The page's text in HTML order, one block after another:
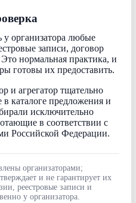
у организатора любые
записи, договор
нормальная практика, и
готовы их предоставить.
и агрегатор тщательно
каталоге предложения и
исключительно
в соответствии с
Российской Федерации.
организаторами;
и не гарантирует их
реестровые записи и
у организатора.